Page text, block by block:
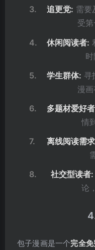
追更党: 需要
受
休闲阅读者:
学生群体: 寻
漫
多题材爱好
情
离线阅读需
社交型读者:
论
包子漫画是一个完全